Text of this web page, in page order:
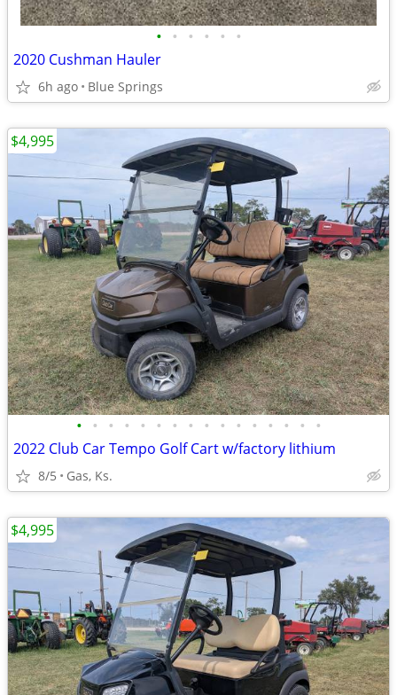
• • • • • •
2020 Cushman Hauler
6h ago Blue Springs
• • • • • • • • • • • • • • • •
2022 Club Car Tempo Golf Cart w/factory lithium
8/5 Gas, Ks.
$4,995
$4,995